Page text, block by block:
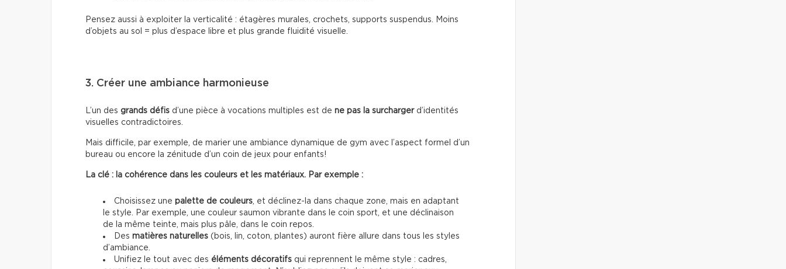
Pensez aussi à exploiter la verticalité : étagères murales, crochets, supports suspendus. Moins
d’objets au sol = plus d’espace libre et plus grande fluidité visuelle.
3. Créer une ambiance harmonieuse
L’un des grands défis d’une pièce à vocations multiples est de ne pas la surchargerd’identités
visuelles contradictoires.
Mais difficile, par exemple, de marier une ambiance dynamique de gym avec l’aspect formel d’un
bureau ou encore la zénitude d’un coin de jeux pour enfants!
La clé : la cohérence dans les couleurs et les matériaux. Par exemple :
Choisissez une palette de couleurs , et déclinez-la dans chaque zone, mais en adaptant
le style. Par exemple, une couleur saumon vibrante dans le coin sport, et une déclinaison
de la même teinte, mais plus pâle, dans le coin repos.
Des matières naturelles (bois, lin, coton, plantes) auront fière allure dans tous les styles
d’ambiance.
Unifiez le tout avec des éléments décoratifs qui reprennent le même style : cadres,